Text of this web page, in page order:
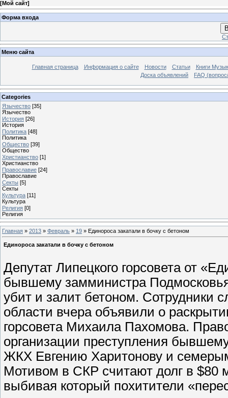
[Мой сайт]
Форма входа
Меню сайта
Главная страница Информация о сайте Новости Статьи
Книги
Доска объявлений
FAQ
Categories
Язычество [35]
Язычество
История [26]
История
Политика [48]
Политика
Общество [39]
Общество
Христианство [1]
Христианство
Православие [24]
Православие
Секты [5]
Секты
Культура [11]
Культура
Религия [0]
Религия
Главная » 2013 » Февраль » 19 » Единороса закатали в бочку с бетоном
Единороса закатали в бочку с бетоном
Депутат Липецкого горсовета от
бывшему замминистра
убит и залит бетоном. Сотрудники
области вчера объявили о
горсовета Михаила Пахомова.
организации преступления
ЖКХ Евгению Харитонову и
Мотивом в СКР считают долг в $80
выбивая который похитители